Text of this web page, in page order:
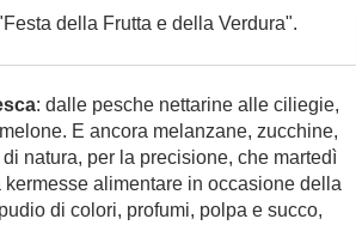
della Frutta e della Verdura".
: dalle pesche nettarine alle ciliegie,
E ancora melanzane, zucchine,
di natura, per la precisione, che martedì
alimentare in occasione della
di colori, profumi, polpa e succo,